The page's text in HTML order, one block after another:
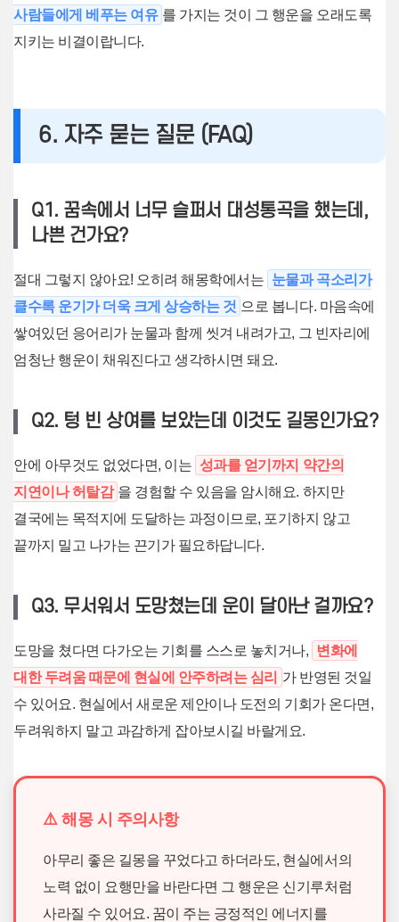
사람들에게 베푸는 여유 를 가지는 것이 그 행운을 오래도록
지키는 비결이랍니다.
6. 자주 묻는 질문 (FAQ)
Q1. 꿈속에서 너무 슬퍼서 대성통곡을 했는데,
나쁜 건가요?
절대 그렇지 않아요! 오히려 해몽학에서는 눈물과 곡소리가
클수록 운기가 더욱 크게 상승하는 것 으로 봅니다. 마음속에
쌓여있던 응어리가 눈물과 함께 씻겨 내려가고, 그 빈자리에
엄청난 행운이 채워진다고 생각하시면 돼요.
Q2. 텅 빈 상여를 보았는데 이것도 길몽인가요?
안에 아무것도 없었다면, 이는 성과를 얻기까지 약간의
지연이나 허탈감 을 경험할 수 있음을 암시해요. 하지만
결국에는 목적지에 도달하는 과정이므로, 포기하지 않고
끝까지 밀고 나가는 끈기가 필요하답니다.
Q3. 무서워서 도망쳤는데 운이 달아난 걸까요?
도망을 쳤다면 다가오는 기회를 스스로 놓치거나,
변화에
대한 두려움 때문에 현실에 안주하려는 심리
가 반영된 것일
수 있어요. 현실에서 새로운 제안이나 도전의 기회가 온다면,
두려워하지 말고 과감하게 잡아보시길 바랄게요.
⚠️ 해몽 시 주의사항
아무리 좋은 길몽을 꾸었다고 하더라도, 현실에서의
노력 없이 요행만을 바란다면 그 행운은 신기루처럼
사라질 수 있어요. 꿈이 주는 긍정적인 에너지를